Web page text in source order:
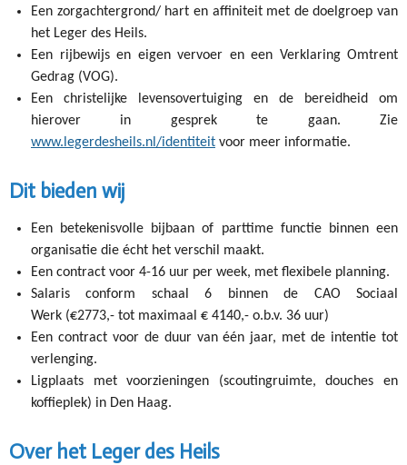
Een zorgachtergrond/ hart en affiniteit met de doelgroep van
het Leger des Heils.
Een rijbewijs en eigen vervoer en een Verklaring Omtrent
Gedrag (VOG).
Een christelijke levensovertuiging en de bereidheid om
hierover in gesprek te gaan. Zie
www.legerdesheils.nl/identiteit voor meer informatie.
Dit bieden wij
Een betekenisvolle bijbaan of parttime functie binnen een
organisatie die écht het verschil maakt.
Een contract voor 4-16 uur per week, met flexibele planning.
Salaris conform schaal 6 binnen de CAO Sociaal
Werk (€2773,- tot maximaal € 4140,- o.b.v. 36 uur)
Een contract voor de duur van één jaar, met de intentie tot
verlenging.
Ligplaats met voorzieningen (scoutingruimte, douches en
koffieplek) in Den Haag.
Over het Leger des Heils